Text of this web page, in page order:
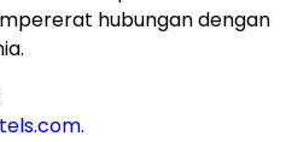
hubungan dengan
.